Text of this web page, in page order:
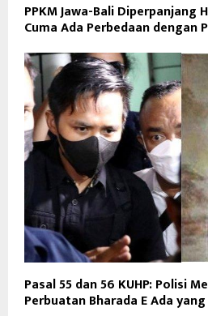
PPKM Jawa-Bali Diperpanjang
Cuma Ada Perbedaan dengan
Pasal 55 dan 56 KUHP: Polisi
Perbuatan Bharada E Ada